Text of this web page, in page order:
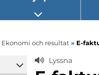
Öppna
Ekonomi och resultat » E-
Öppna undermeny
Lyssna